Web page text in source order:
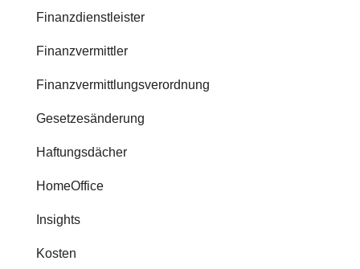
Finanzdienstleister
Finanzvermittler
Finanzvermittlungsverordnung
Gesetzesänderung
Haftungsdächer
HomeOffice
Insights
Kosten